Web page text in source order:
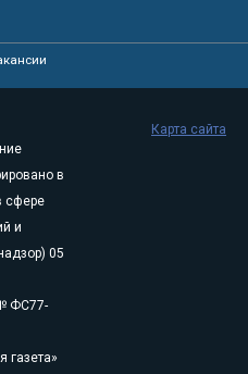
в
сфере
и
05
ФС77-
газета»
Карта сайта